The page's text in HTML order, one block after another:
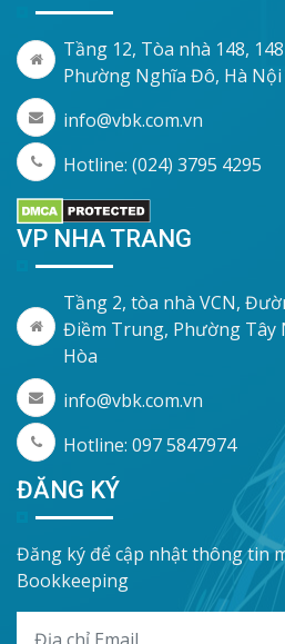
Tầng 12, Tòa nhà 148,
Phường Nghĩa Đô, Hà Nội
info@vbk.com.vn
Hotline: (024) 3795 4295
VP NHA TRANG
Tầng 2, tòa nhà VCN,
Điềm Trung, Phường Tây
Hòa
info@vbk.com.vn
Hotline: 097 5847974
ĐĂNG KÝ
Đăng ký để cập nhật thông tin
Bookkeeping